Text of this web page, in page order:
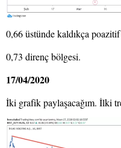
0,66 üstünde kaldıkça
0,73 direnç bölgesi.
17/04/2020
İki grafik paylaşacağım. İlki